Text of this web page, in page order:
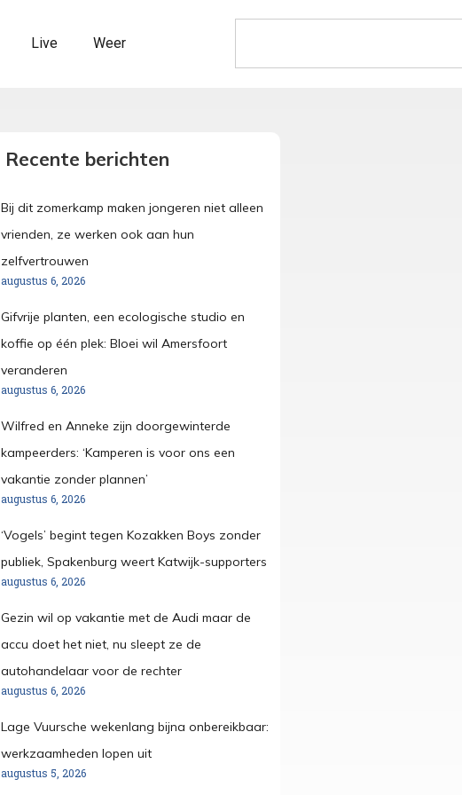
Live Weer
Recente berichten
Bij dit zomerkamp maken jongeren niet alleen
vrienden, ze werken ook aan hun
zelfvertrouwen
augustus 6, 2026
Gifvrije planten, een ecologische studio en
koffie op één plek: Bloei wil Amersfoort
veranderen
augustus 6, 2026
Wilfred en Anneke zijn doorgewinterde
kampeerders: ‘Kamperen is voor ons een
vakantie zonder plannen’
augustus 6, 2026
‘Vogels’ begint tegen Kozakken Boys zonder
publiek, Spakenburg weert Katwijk-supporters
augustus 6, 2026
Gezin wil op vakantie met de Audi maar de
accu doet het niet, nu sleept ze de
autohandelaar voor de rechter
augustus 6, 2026
Lage Vuursche wekenlang bijna onbereikbaar:
werkzaamheden lopen uit
augustus 5, 2026